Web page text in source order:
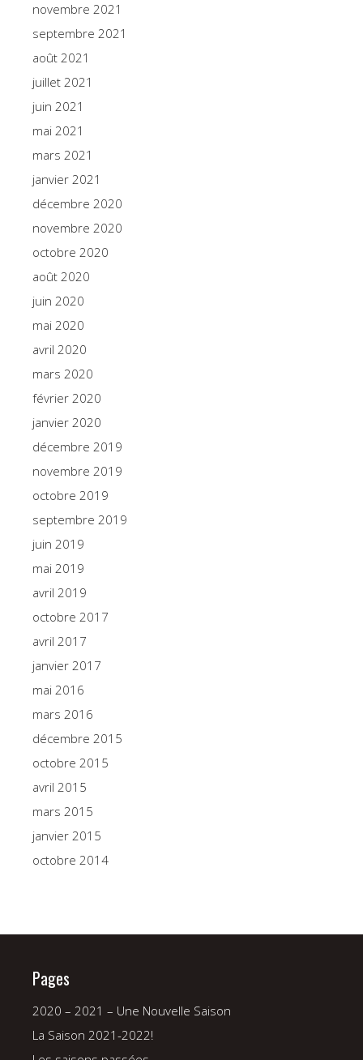
novembre 2021
septembre 2021
août 2021
juillet 2021
juin 2021
mai 2021
mars 2021
janvier 2021
décembre 2020
novembre 2020
octobre 2020
août 2020
juin 2020
mai 2020
avril 2020
mars 2020
février 2020
janvier 2020
décembre 2019
novembre 2019
octobre 2019
septembre 2019
juin 2019
mai 2019
avril 2019
octobre 2017
avril 2017
janvier 2017
mai 2016
mars 2016
décembre 2015
octobre 2015
avril 2015
mars 2015
janvier 2015
octobre 2014
Pages
2020 – 2021 – Une Nouvelle Saison
La Saison 2021-2022!